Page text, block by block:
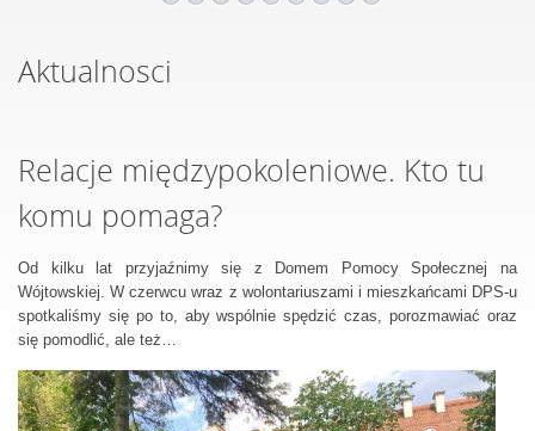
Aktualnosci
Relacje międzypokoleniowe. Kto tu
komu pomaga?
Od kilku lat przyjaźnimy się z Domem Pomocy Społecznej na
Wójtowskiej. W czerwcu wraz z wolontariuszami i mieszkańcami DPS-u
spotkaliśmy się po to, aby wspólnie spędzić czas, porozmawiać oraz
się pomodlić, ale też…